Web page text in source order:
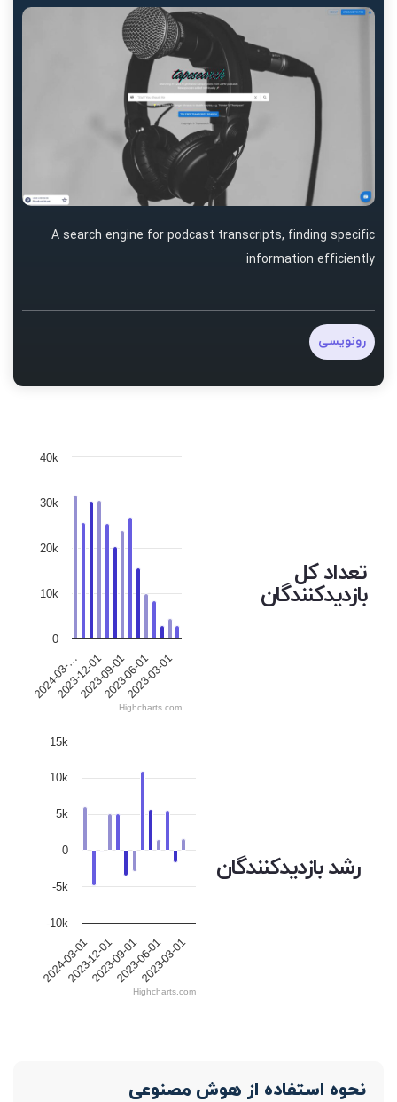
A search engine for podcast transcripts, finding specific
information efficiently
رونویسی
تعداد کل
بازدیدکنندگان
2024-03-…
2023-12-012023-09-012023-06-01
2023-03-01
0
10k
20k
30k
40k
Highcharts.com
رشد بازدیدکنندگان
2024-03-01
2023-12-012023-09-012023-06-012023-03-01
-10k
-5k
0
5k
10k
15k
Highcharts.com
نحوه استفاده از هوش مصنوعی